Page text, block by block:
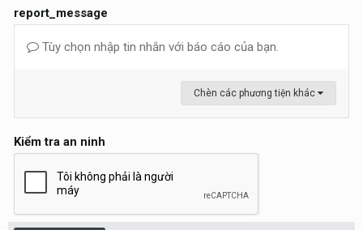
report_message
Tùy chọn nhập tin nhắn với báo cáo của bạn.
Chèn các phương tiện khác
Kiểm tra an ninh